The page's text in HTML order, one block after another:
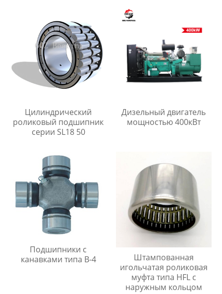
Цилиндрический
роликовый подшипник
серии SL18 50
Дизельный двигатель
мощностью 400кВт
Подшипники с
канавками типа B-4
Штампованная
игольчатая роликовая
муфта типа HFL с
наружным кольцом